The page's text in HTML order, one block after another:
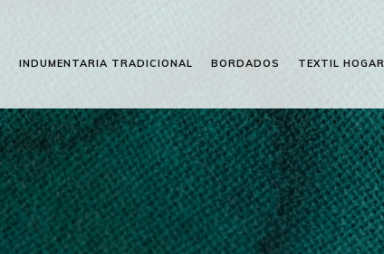
INDUMENTARIA TRADICIONAL BORDADOS TEXTIL HOGAR